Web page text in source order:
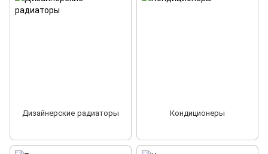
Дизайнерские радиаторы Кондиционеры